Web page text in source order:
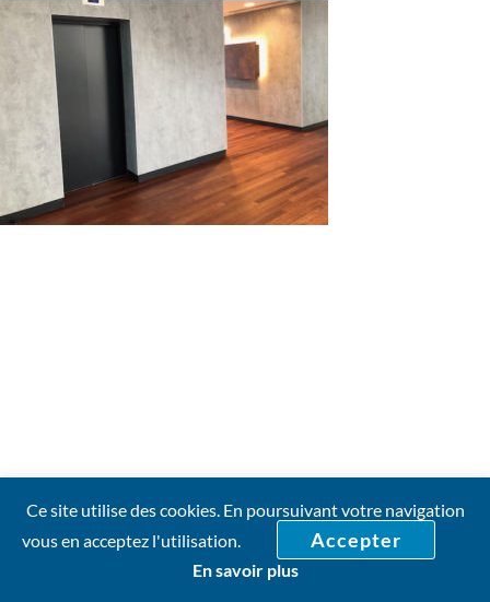
Ce site utilise des cookies. En poursuivant votre navigation
vous en acceptez l'utilisation.
Accepter
En savoir plus